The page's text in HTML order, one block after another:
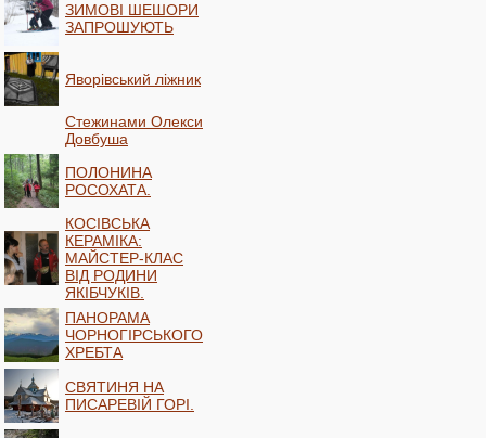
ЗИМОВІ ШЕШОРИ
ЗАПРОШУЮТЬ
Яворівський ліжник
Стежинами Олекси
Довбуша
ПОЛОНИНА
РОСОХАТА.
КОСІВСЬКА
КЕРАМІКА:
МАЙСТЕР-КЛАС
ВІД РОДИНИ
ЯКІБЧУКІВ.
ПАНОРАМА
ЧОРНОГІРСЬКОГО
ХРЕБТА
СВЯТИНЯ НА
ПИСАРЕВІЙ ГОРІ.